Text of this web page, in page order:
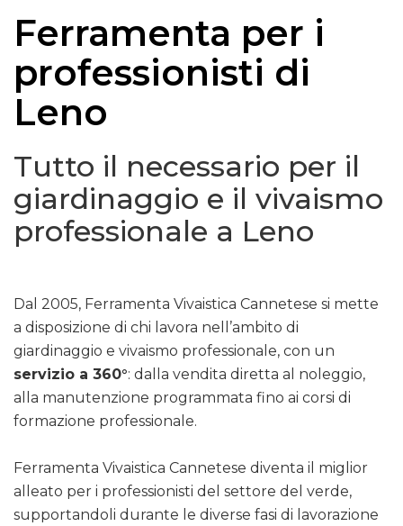
Ferramenta per i
professionisti di
Leno
Tutto il necessario per il
giardinaggio e il vivaismo
professionale a Leno
Dal 2005, Ferramenta Vivaistica Cannetese si mette
a disposizione di chi lavora nell’ambito di
giardinaggio e vivaismo professionale, con un
servizio a 360°: dalla vendita diretta al noleggio,
alla manutenzione programmata fino ai corsi di
formazione professionale.
Ferramenta Vivaistica Cannetese diventa il miglior
alleato per i professionisti del settore del verde,
supportandoli durante le diverse fasi di lavorazione